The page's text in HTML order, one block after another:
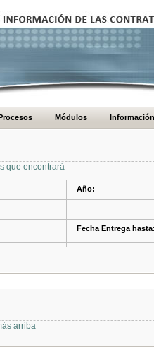
Módulos Información
que encontrará
Año:
Fecha Entrega hasta:
arriba